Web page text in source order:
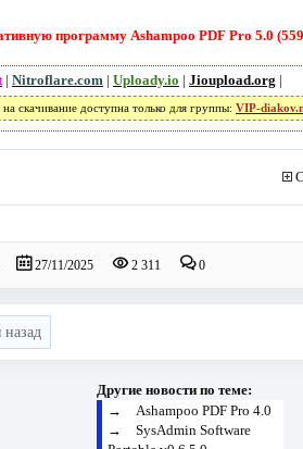
программу Ashampoo PDF Pro 5.0
| Nitroflare.com | Uploady.io | Jioupload.org |
скачивание доступна только для группы: VIP-
27/11/2025 2 311 0
Другие новости по теме:
→ Ashampoo PDF Pro 4.0
→ SysAdmin Software